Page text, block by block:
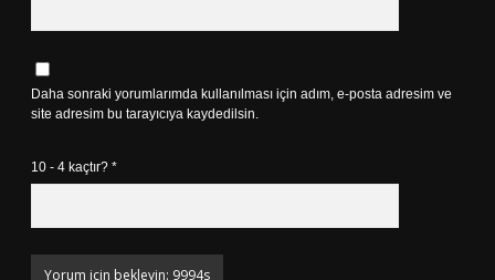
Daha sonraki yorumlarımda kullanılması için adım, e-posta adresim ve
site adresim bu tarayıcıya kaydedilsin.
10 - 4 kaçtır? *